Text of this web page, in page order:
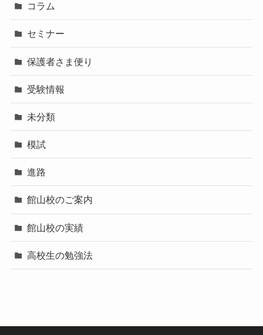
コラム
セミナー
保護者さま便り
受験情報
未分類
模試
進路
館山校のご案内
館山校の実績
高校生の勉強法